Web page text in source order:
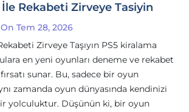
Rekabeti Zirveye Tasiyin
On Tem 28, 2026
Zirveye Taşıyın PS5 kiralama
en yeni oyunları deneme ve rekabet
sunar. Bu, sadece bir oyun
zamanda oyun dünyasında kendinizi
yolculuktur. Düşünün ki, bir oyun